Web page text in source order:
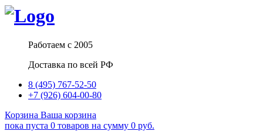
Работаем с 2005
Доставка по всей РФ
8 (495) 767-52-50
+7 (926) 604-00-80
Корзина Ваша корзина
пока пуста 0 товаров на сумму 0 руб.